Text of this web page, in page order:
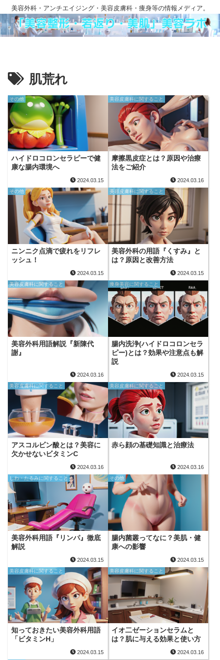
美容外科・アンチエイジング・美容皮膚科・痩身等の情報メディア。
肌荒れ
その他
ハイドロコロンセラピーで健
康な腸内環境へ
2024.03.15
美容皮膚科に関すること
摩擦黒皮症とは？原因や治療
法をご紹介
2024.03.16
その他
ニンニク点滴で疲れをリフレ
ッシュ！
2024.03.15
美容皮膚科に関すること
美容外科の用語『くすみ』と
は？原因と改善方法
2024.03.15
美容皮膚科に関すること
美容外科用語解説『新陳代
謝』
2024.03.16
痩身美容に関すること
腸内洗浄(ハイドロコロンセラ
ピー)とは？効果や注意点も解
説
2024.03.15
美容皮膚科に関すること
アスコルビン酸とは？美容に
欠かせないビタミンC
2024.03.16
美容皮膚科に関すること
赤ら顔の基礎知識と治療法
2024.03.16
しわ・たるみに関すること
美容外科用語『リンパ』徹底
解説
2024.03.15
その他
腸内菌叢ってなに？美肌・健
康への影響
2024.03.15
美容皮膚科に関すること
知っておきたい美容外科用語
「ビタミンH」
2024.03.15
美容皮膚科に関すること
イオ二ゼーションセラムと
は？肌に与える効果と使い方
2024.03.16